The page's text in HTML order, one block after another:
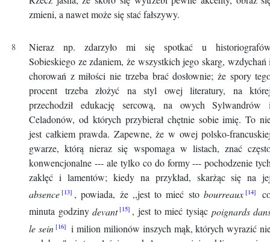
zmieni, a nawet może się stać fałszywy.
Nieraz np. zdarzyło mi się spotkać u
Sobieskiego ze zdaniem, że wszystkich jego skarg, wzdychań
chorowań z miłości nie trzeba brać dosłownie; że spory
procent trzeba złożyć na styl owej literatury, na
przechodził edukację sercową, na owych Sylwandrów
Celadonów, od których przybierał chętnie sobie imię. To
jest całkiem prawda. Zapewne, że w owej polsko-
gwarze, którą nieraz się wspomaga w listach, znać
konwencjonalne --- ale tylko co do formy --- pochodzenie
zaklęć i lamentów; kiedy na przykład, skarżąc się na
absence
, powiada, że ,,jest to mieć stobourreaux
minuta godzinydevant , jest to mieć tysiąc poignards
le sein
i milion milionów inszych mąk, których wyrazić